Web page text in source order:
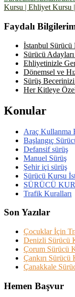
Kursu | Ehliyet Kursu
Faydalı
İstanbul
Sürücü
Ehliyetinizle
Dönemsel ve
Sürüş
Her Kitleye
Konular
Araç Kullanma
Başlangıç
Defansif sürüş
Manuel Sürüş
Şehir içi sürüş
Sürücü Kursu
SÜRÜCÜ
Trafik Kuralları
Son Yazılar
Çocuklar İçin
Denizli Sürücü
Çorum Sürücü
Çankırı Sürücü
Çanakkale
Hemen Başvur